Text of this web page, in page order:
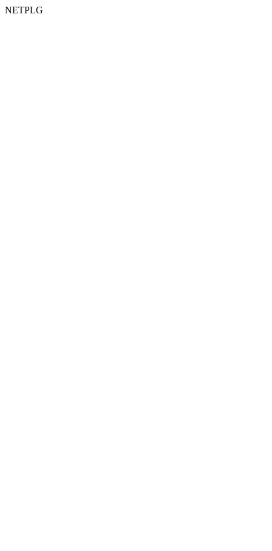
NETPLG